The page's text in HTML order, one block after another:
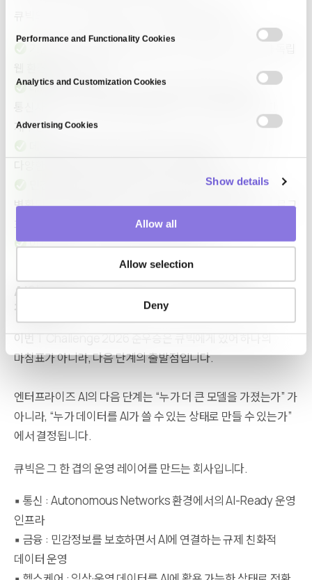
Performance and Functionality Cookies
Analytics and Customization Cookies
Advertising Cookies
Show details
Allow all
Allow selection
Deny
기존 업무 도구에 결합되는 플러그인(plug-in) 방식과 독립
네트워크 구성 정보, 로그 데이터, 장애 처리 기록 등
재구성
다양한 환경에서도 동일하게 유지되도록 설계
민감정보는 원본 그대로가 아니라 정책 기준에 따라
변환되어 AI에 연결되며, 이 과정에서도 문서 형식, 표 구조, 로그
흐름 등 데이터의 시각적 구조와 문맥은 그대로 유지
이후 결과는 다시 업무 맥락에 맞게 복원
​AI의 다음 단계는, 모델이 아닌 운영 레이어에서
결정됩니다
이번 T Challenge 2026 준우승은 큐빅에게 있어 하나의
마침표가 아니라, 다음 단계의 출발점입니다.
엔터프라이즈 AI의 다음 단계는 “누가 더 큰 모델을 가졌는가” 가
아니라, “누가 데이터를 AI가 쓸 수 있는 상태로 만들 수 있는가”
에서 결정됩니다.
큐빅은 그 한 겹의 운영 레이어를 만드는 회사입니다.
▪ 통신 : Autonomous Networks 환경에서의 AI-Ready 운영
인프라
▪ 금융 : 민감정보를 보호하면서 AI에 연결하는 규제 친화적
데이터 운영